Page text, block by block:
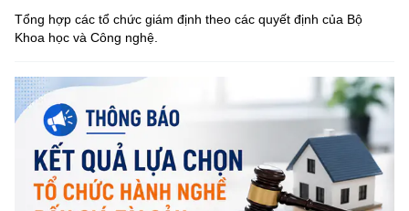
Tổng hợp các tổ chức giám định theo các quyết định của Bộ
Khoa học và Công nghệ.